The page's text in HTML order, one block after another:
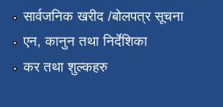
सार्वजनिक खरीद /बोलपत्र सूचना
एन, कानुन तथा निर्देशिका
कर तथा शुल्कहरु